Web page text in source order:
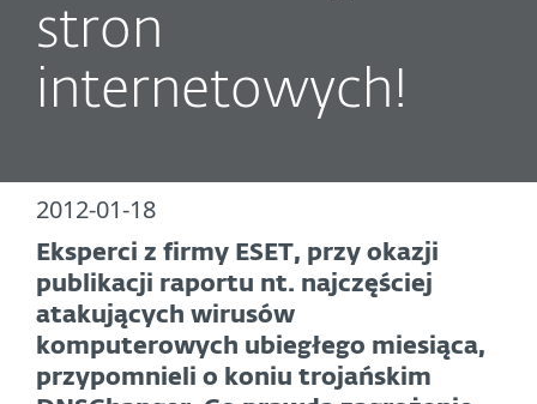
stron
internetowych!
2012-01-18
Eksperci z firmy ESET, przy okazji
publikacji raportu nt. najczęściej
atakujących wirusów
komputerowych ubiegłego miesiąca,
przypomnieli o koniu trojańskim